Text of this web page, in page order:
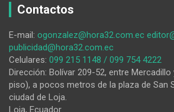
río
causa
destrozos
en
el
cantón
Contactos
E-mail: ogonzalez@hora32.com.ec
publicidad@hora32.com.ec
Celulares: 099 215 1148 / 099 754 4222
Dirección: Bolívar 209-52, entre
piso), a pocos metros de la plaza de San
ciudad de Loja.
Loja, Ecuador